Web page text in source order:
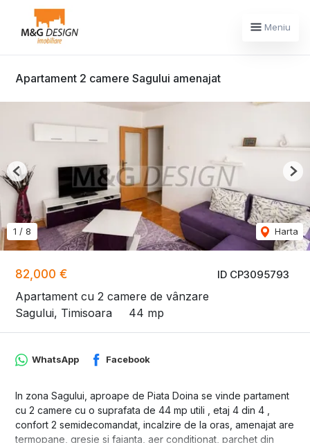
Meniu
Apartament 2 camere Sagului amenajat
ID CP3095793
82,000 €
Apartament cu 2 camere de vânzare
Sagului, Timisoara
44 mp
1 / 8 Harta
Previous
WhatsApp Facebook
In zona Sagului, aproape de Piata Doina se vinde partament
cu 2 camere cu o suprafata de 44 mp utili , etaj 4 din 4 ,
confort 2 semidecomandat, incalzire de la oras, amenajat are
termopane, gresie si faianta, aer conditionat, parchet din